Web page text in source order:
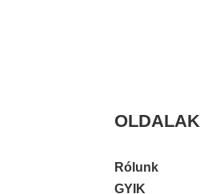
OLDALAK
Rólunk
GYIK